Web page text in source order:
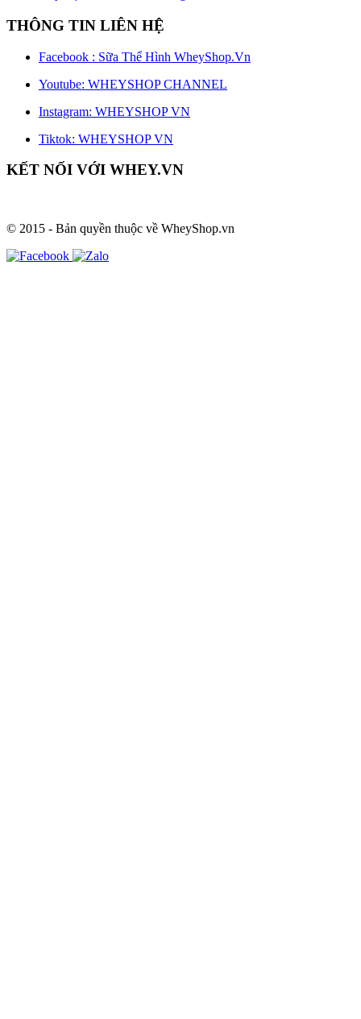
THÔNG TIN LIÊN HỆ
Facebook : Sữa Thể Hình WheyShop.Vn
Youtube: WHEYSHOP CHANNEL
Instagram: WHEYSHOP VN
Tiktok: WHEYSHOP VN
KẾT NỐI VỚI WHEY.VN
© 2015 - Bản quyền thuộc về WheyShop.vn